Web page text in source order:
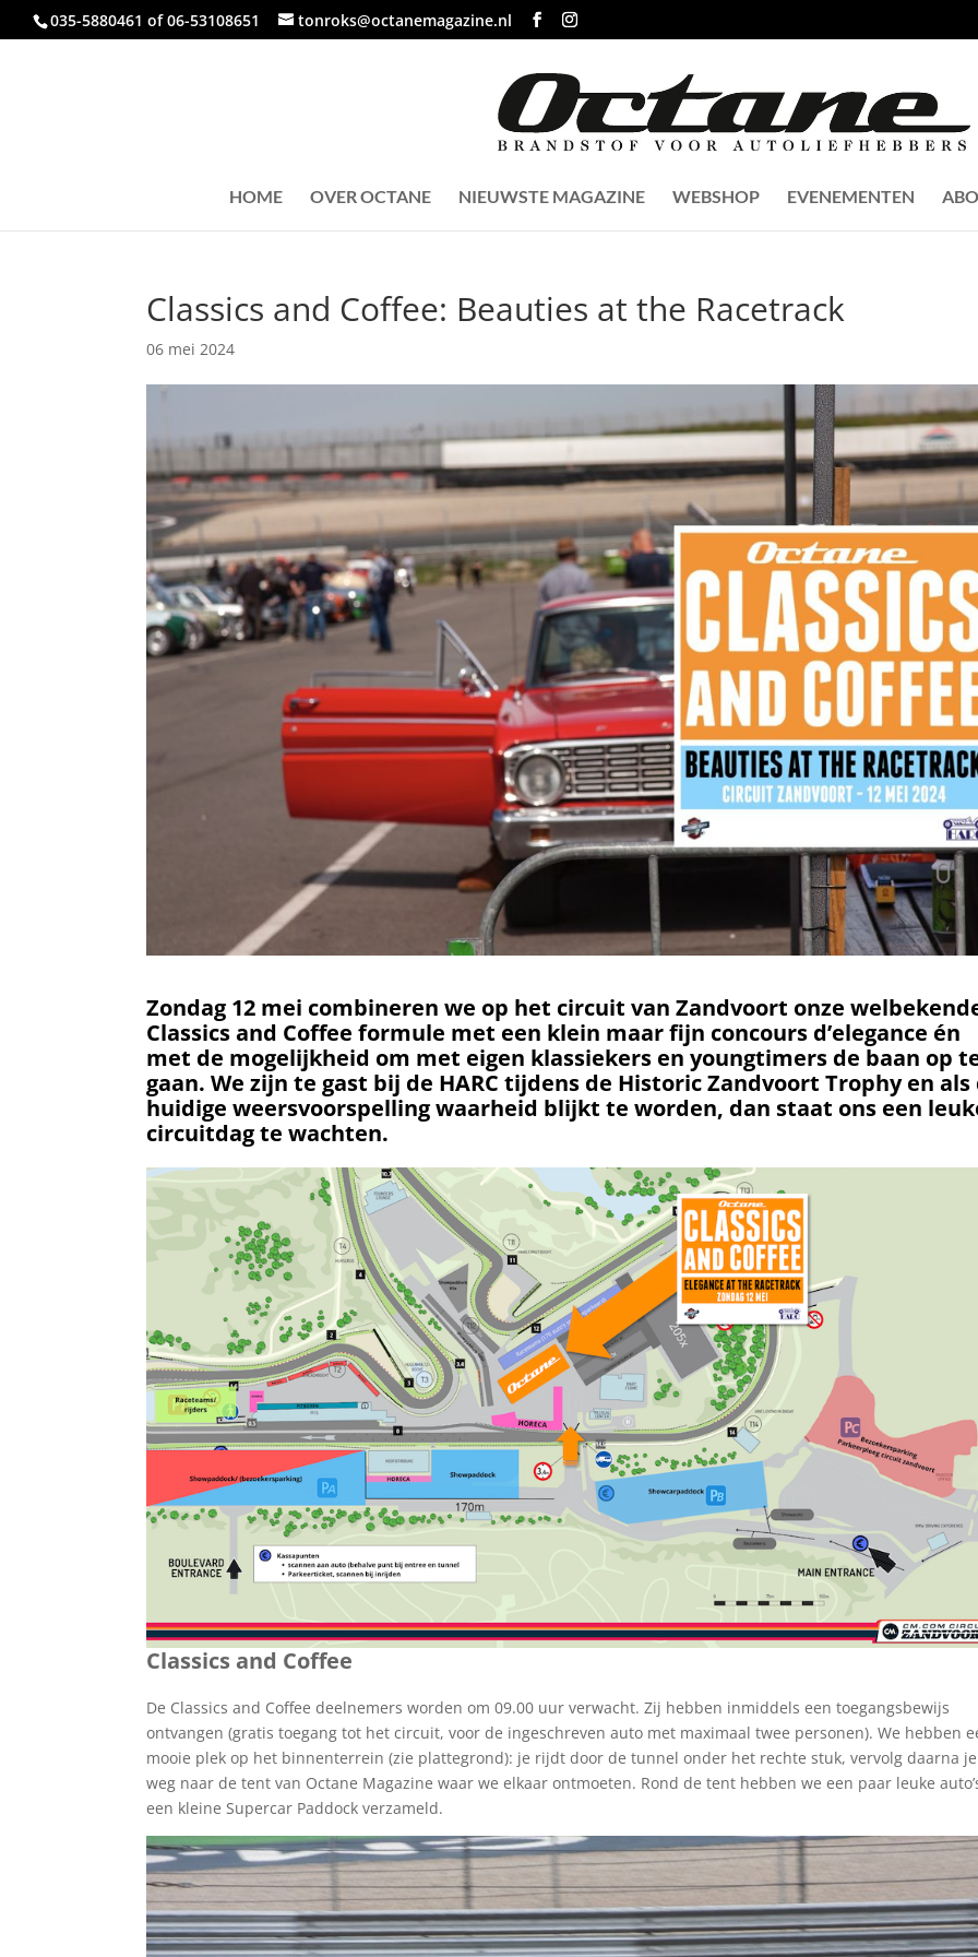
035-5880461 of 06-53108651 tonroks@octanemagazine.nl
HOME OVER OCTANE NIEUWSTE MAGAZINE WEBSHOP EVENEMENTEN
Classics and Coffee: Beauties at the Racetrack
06 mei 2024
Zondag 12 mei combineren we op het circuit van Zandvoort onze
Classics and Coffee formule met een klein maar fijn concours d’elegance én
met de mogelijkheid om met eigen klassiekers en youngtimers de baan op
gaan. We zijn te gast bij de HARC tijdens de Historic Zandvoort Trophy en als
huidige weersvoorspelling waarheid blijkt te worden, dan staat ons een
circuitdag te wachten.
Classics and Coffee
De Classics and Coffee deelnemers worden om 09.00 uur verwacht. Zij hebben inmiddels een toegangsbewijs
ontvangen (gratis toegang tot het circuit, voor de ingeschreven auto met maximaal twee personen). We hebben
mooie plek op het binnenterrein (zie plattegrond): je rijdt door de tunnel onder het rechte stuk, vervolg daarna je
weg naar de tent van Octane Magazine waar we elkaar ontmoeten. Rond de tent hebben we een paar leuke
een kleine Supercar Paddock verzameld.